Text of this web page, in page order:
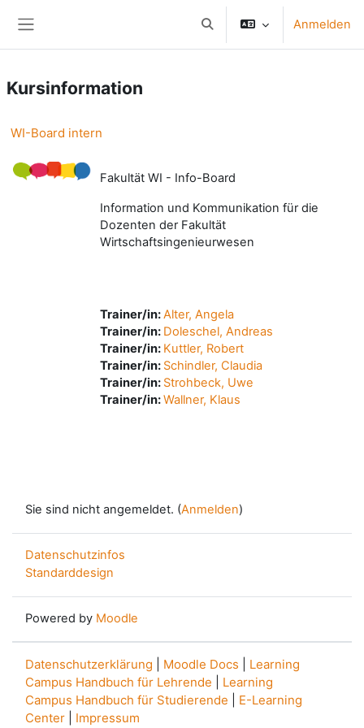
Sucheingabe umschalten
Anmelden
Kursinformation
WI-Board intern
Fakultät WI - Info-Board
Information und Kommunikation für die
Dozenten der Fakultät
Wirtschaftsingenieurwesen
Trainer/in:Alter, Angela
Trainer/in: Doleschel, Andreas
Trainer/in: Kuttler, Robert
Trainer/in: Schindler, Claudia
Trainer/in: Strohbeck, Uwe
Trainer/in:Wallner, Klaus
Sie sind nicht angemeldet. (Anmelden)
Datenschutzinfos
Standarddesign
Powered by Moodle
Datenschutzerklärung Moodle Docs
Learning
Campus Handbuch für Lehrende
Learning
Campus Handbuch für Studierende
E-Learning
Center
Impressum